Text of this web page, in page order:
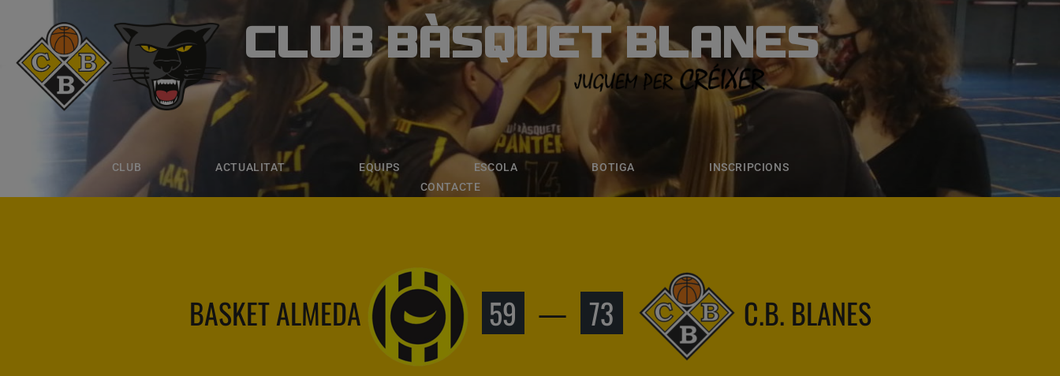
CLUB BÀSQUET BLANES
CLUB ACTUALITAT EQUIPS ESCOLA BOTIGA
INSCRIPCIONS
CONTACTE
CLUB BÀSQUET BLANES
ACTUALITAT ESCOLA BOTIGA INSCRIPCIONS
BASKET ALMEDA 59 — 73 C.B. BLANES